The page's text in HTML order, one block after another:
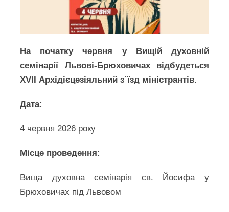
На початку червня у Вищій духовній
семінарії Львові-Брюховичах відбудеться
XVІI Архідієцезіяльний з`їзд міністрантів.
Дата:
4 червня 2026 року
Місце проведення:
Вища духовна семінарія св. Йосифа у
Брюховичах під Львовом